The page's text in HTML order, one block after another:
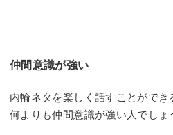
仲間意識が強い
内輪ネタを楽しく話すことがで
何よりも仲間意識が強い人でしょ